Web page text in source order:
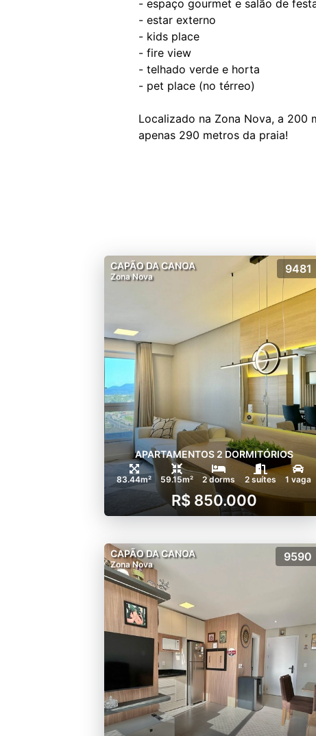
- espaço gourmet e salão de
- estar externo
- kids place
- fire view
- telhado verde e horta
- pet place (no térreo)
Localizado na Zona Nova, a 200
CAPÃO DA CANOA
Zona Nova
9481
APARTAMENTOS 2 DORMITÓRIOS
83.44m² 59.15m² 2 dorms 2 suítes 1 vaga
R$ 850.000
CAPÃO DA CANOA
Zona Nova
9590